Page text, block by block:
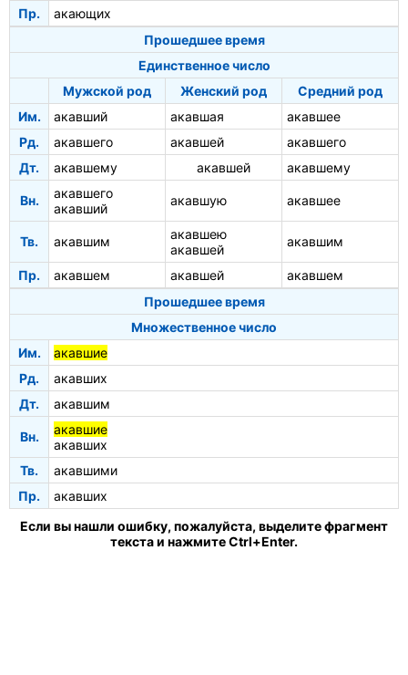
Пр.
акающих
Прошедшее время
Единственное число
Мужской род
Женский род
Средний род
Им.
акавший акавшая
акавшее
Рд.
акавшего акавшей
акавшего
Дт.
акавшему акавшей акавшему
Вн.
акавшего
акавший
акавшую акавшее
Тв. акавшим
акавшею
акавшей
акавшим
Пр. акавшем акавшей
акавшем
Прошедшее время
Множественное число
Им.
акавшие
Рд.
акавших
Дт.
акавшим
Вн.
акавшие
акавших
Тв.
акавшими
Пр.
акавших
Если вы нашли ошибку, пожалуйста, выделите фрагмент
текста и нажмите Ctrl+Enter.